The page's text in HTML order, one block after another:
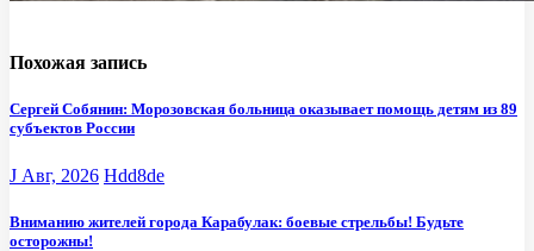
Похожая запись
Сергей Собянин: Морозовская больница оказывает помощь детям из 89
субъектов России
J Авг, 2026 Hdd8de
Вниманию жителей города Карабулак: боевые стрельбы! Будьте
осторожны!